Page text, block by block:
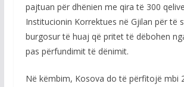
pajtuan për dhënien me qira të 300
Institucionin Korrektues në Gjilan për të
burgosur të huaj që pritet të dëbohen
pas përfundimit të dënimit.
Në këmbim, Kosova do të përfitojë mbi